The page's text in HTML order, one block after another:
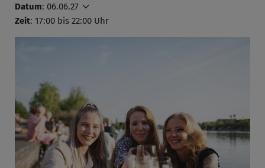
Datum: 06.06.27
Zeit: 17:00 bis 22:00 Uhr